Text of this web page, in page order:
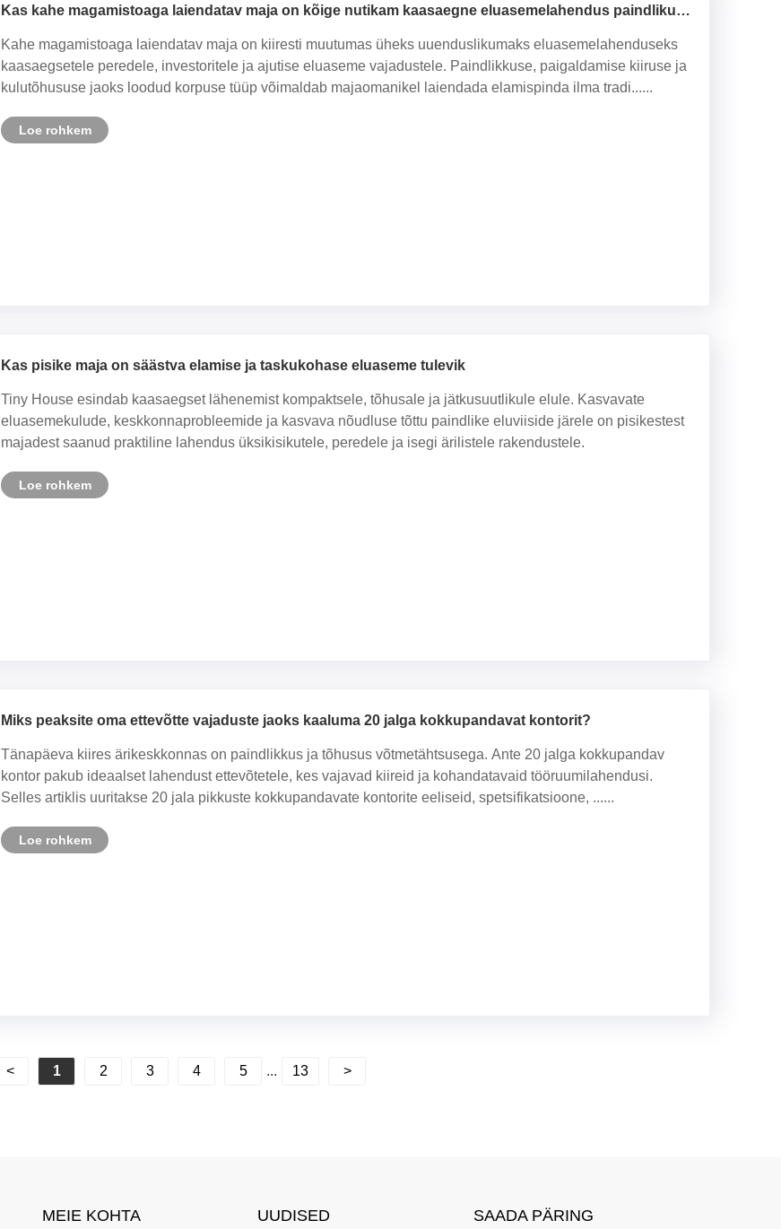
Kas kahe magamistoaga laiendatav maja on kõige nutikam kaasaegne eluasemelahendus paindlikuks
Kahe magamistoaga laiendatav maja on kiiresti muutumas üheks uuenduslikumaks eluasemelahenduseks
kaasaegsetele peredele, investoritele ja ajutise eluaseme vajadustele. Paindlikkuse, paigaldamise kiiruse ja
kulutõhususe jaoks loodud korpuse tüüp võimaldab majaomanikel laiendada elamispinda ilma tradi......
Loe rohkem
Kas pisike maja on säästva elamise ja taskukohase eluaseme tulevik
Tiny House esindab kaasaegset lähenemist kompaktsele, tõhusale ja jätkusuutlikule elule. Kasvavate
eluasemekulude, keskkonnaprobleemide ja kasvava nõudluse tõttu paindlike eluviiside järele on pisikestest
majadest saanud praktiline lahendus üksikisikutele, peredele ja isegi ärilistele rakendustele.
Loe rohkem
Miks peaksite oma ettevõtte vajaduste jaoks kaaluma 20 jalga kokkupandavat kontorit?
Tänapäeva kiires ärikeskkonnas on paindlikkus ja tõhusus võtmetähtsusega. Ante 20 jalga kokkupandav
kontor pakub ideaalset lahendust ettevõtetele, kes vajavad kiireid ja kohandatavaid tööruumilahendusi.
Selles artiklis uuritakse 20 jala pikkuste kokkupandavate kontorite eeliseid, spetsifikatsioone, ......
Loe rohkem
< 1 2 3 4 5 ... 13 >
MEIE KOHTA UUDISED SAADA PÄRING